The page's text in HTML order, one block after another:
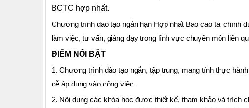
BCTC hợp nhất.
Chương trình đào tạo ngắn hạn Hợp nhất Báo cáo tài chính
làm việc, tư vấn, giảng dạy trong lĩnh vực chuyên môn liên
ĐIỂM NỔI BẬT
1. Chương trình đào tạo ngắn, tập trung, mang tính thực
dễ áp dụng vào công việc.
2. Nội dung các khóa học được thiết kế, tham khảo và trích